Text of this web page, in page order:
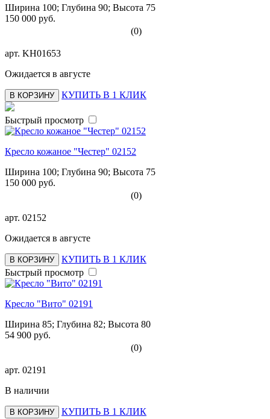
Ширина 100; Глубина 90; Высота 75
150 000 руб.
(0)
арт. KH01653
Ожидается в августе
В КОРЗИНУ КУПИТЬ В 1 КЛИК
Быстрый просмотр
Кресло кожаное "Честер" 02152
Ширина 100; Глубина 90; Высота 75
150 000 руб.
(0)
арт. 02152
Ожидается в августе
В КОРЗИНУ
КУПИТЬ В 1 КЛИК
Быстрый просмотр
Кресло "Вито" 02191
Ширина 85; Глубина 82; Высота 80
54 900 руб.
(0)
арт. 02191
В наличии
В КОРЗИНУ
КУПИТЬ В 1 КЛИК